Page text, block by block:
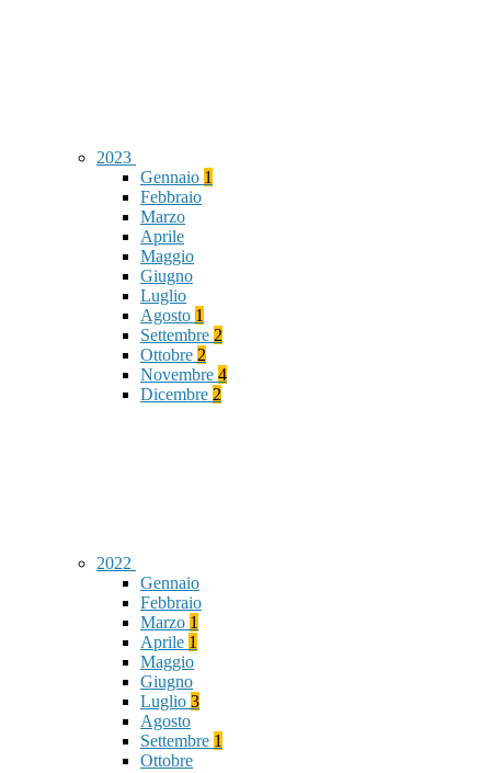
2023
Gennaio 1
Febbraio
Marzo
Aprile
Maggio
Giugno
Luglio
Agosto 1
Settembre 2
Ottobre 2
Novembre 4
Dicembre 2
2022
Gennaio
Febbraio
Marzo 1
Aprile 1
Maggio
Giugno
Luglio 3
Agosto
Settembre 1
Ottobre